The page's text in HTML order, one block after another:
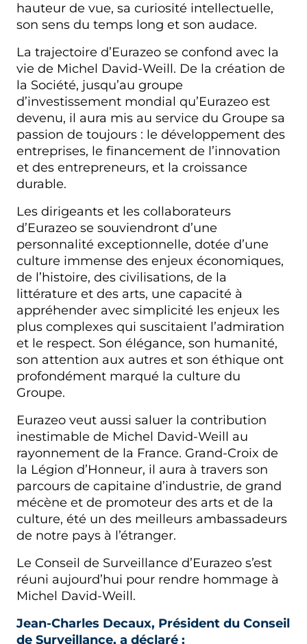
hauteur de vue, sa curiosité intellectuelle,
son sens du temps long et son audace.
La trajectoire d’Eurazeo se confond avec la
vie de Michel David-Weill. De la création de
la Société, jusqu’au groupe
d’investissement mondial qu’Eurazeo est
devenu, il aura mis au service du Groupe sa
passion de toujours : le développement des
entreprises, le financement de l’innovation
et des entrepreneurs, et la croissance
durable.
Les dirigeants et les collaborateurs
d’Eurazeo se souviendront d’une
personnalité exceptionnelle, dotée d’une
culture immense des enjeux économiques,
de l’histoire, des civilisations, de la
littérature et des arts, une capacité à
appréhender avec simplicité les enjeux les
plus complexes qui suscitaient l’admiration
et le respect. Son élégance, son humanité,
son attention aux autres et son éthique ont
profondément marqué la culture du
Groupe.
Eurazeo veut aussi saluer la contribution
inestimable de Michel David-Weill au
rayonnement de la France. Grand-Croix de
la Légion d’Honneur, il aura à travers son
parcours de capitaine d’industrie, de grand
mécène et de promoteur des arts et de la
culture, été un des meilleurs ambassadeurs
de notre pays à l’étranger.
Le Conseil de Surveillance d’Eurazeo s’est
réuni aujourd’hui pour rendre hommage à
Michel David-Weill.
Jean-Charles Decaux, Président du Conseil
de Surveillance, a déclaré :